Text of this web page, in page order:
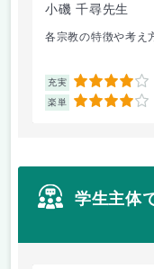
小磯 千尋先生
各宗教の特徴や考え
充実 4
楽単 4
学生主体